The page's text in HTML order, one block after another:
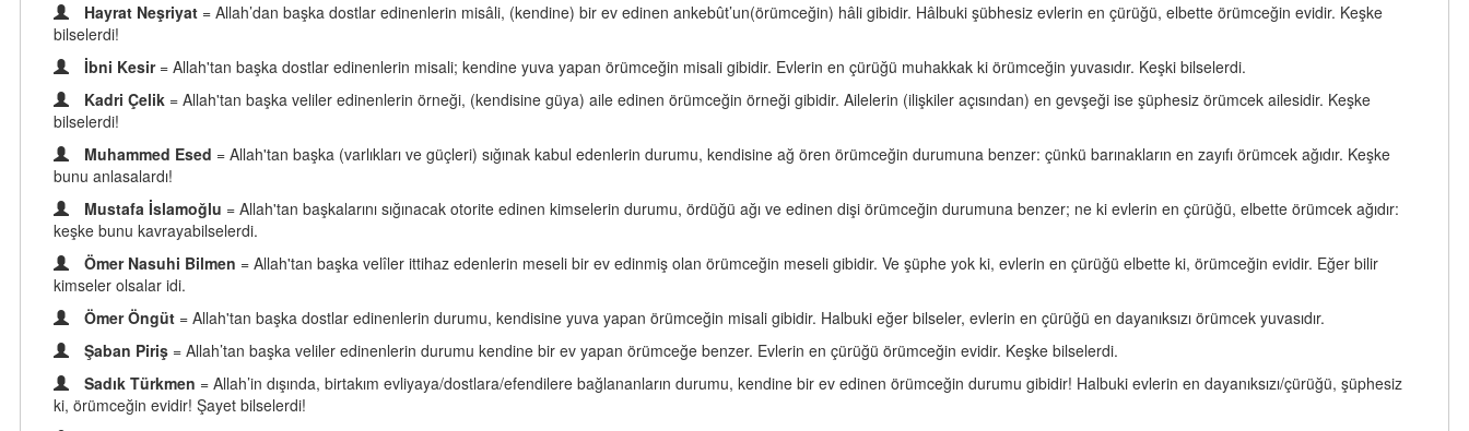
Hayrat Neşriyat = Allah’dan başka dostlar edinenlerin misâli, (kendine) bir ev edinen ankebût’un(örümceğin) hâli gibidir. Hâlbuki şübhesiz evlerin en çürüğü, elbette örümceğin evidir. Keşke
bilselerdi!
İbni Kesir = Allah'tan başka dostlar edinenlerin misali; kendine yuva yapan örümceğin misali gibidir. Evlerin en çürüğü muhakkak ki örümceğin yuvasıdır. Keşki bilselerdi.
Kadri Çelik = Allah'tan başka veliler edinenlerin örneği, (kendisine güya) aile edinen örümceğin örneği gibidir. Ailelerin (ilişkiler açısından) en gevşeği ise şüphesiz örümcek ailesidir. Keşke
bilselerdi!
Muhammed Esed = Allah'tan başka (varlıkları ve güçleri) sığınak kabul edenlerin durumu, kendisine ağ ören örümceğin durumuna benzer: çünkü barınakların en zayıfı örümcek ağıdır. Keşke
bunu anlasalardı!
Mustafa İslamoğlu = Allah'tan başkalarını sığınacak otorite edinen kimselerin durumu, ördüğü ağı ve edinen dişi örümceğin durumuna benzer; ne ki evlerin en çürüğü, elbette örümcek ağıdır:
keşke bunu kavrayabilselerdi.
Ömer Nasuhi Bilmen = Allah'tan başka velîler ittihaz edenlerin meseli bir ev edinmiş olan örümceğin meseli gibidir. Ve şüphe yok ki, evlerin en çürüğü elbette ki, örümceğin evidir. Eğer bilir
kimseler olsalar idi.
Ömer Öngüt = Allah'tan başka dostlar edinenlerin durumu, kendisine yuva yapan örümceğin misali gibidir. Halbuki eğer bilseler, evlerin en çürüğü en dayanıksızı örümcek yuvasıdır.
Şaban Piriş = Allah’tan başka veliler edinenlerin durumu kendine bir ev yapan örümceğe benzer. Evlerin en çürüğü örümceğin evidir. Keşke bilselerdi.
Sadık Türkmen = Allah’in dışında, birtakım evliyaya/dostlara/efendilere bağlananların durumu, kendine bir ev edinen örümceğin durumu gibidir! Halbuki evlerin en dayanıksızı/çürüğü, şüphesiz
ki, örümceğin evidir! Şayet bilselerdi!